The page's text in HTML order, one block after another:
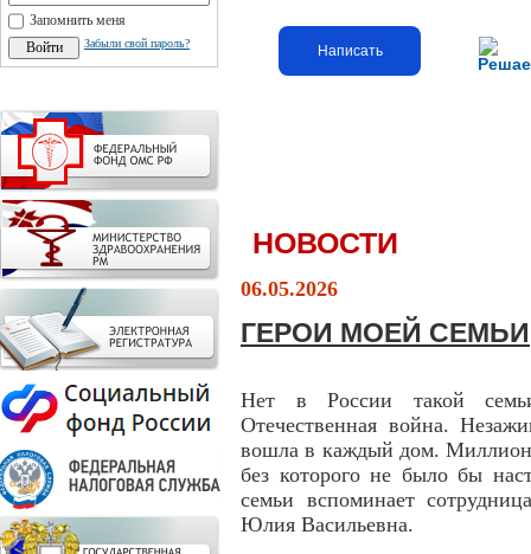
Запомнить меня
Забыли свой пароль? Написать
НОВОСТИ
06.05.2026
ГЕРОИ МОЕЙ СЕМЬИ
Нет в России такой
Отечественная война.
вошла в каждый дом.
без которого не было бы
семьи вспоминает
Юлия Васильевна.